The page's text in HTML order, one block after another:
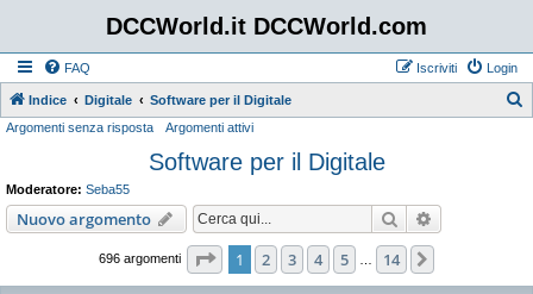
DCCWorld.it DCCWorld.com
FAQ Login
Iscriviti
Indice Digitale Software per il Digitale
Argomenti senza risposta Argomenti attivi
Software per il Digitale
Moderatore: Seba55
Nuovo argomento Cerca
696 argomenti Pagina di 14
1 2 3 4 5 14